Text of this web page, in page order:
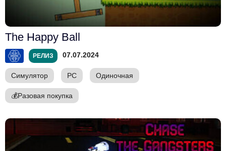
The Happy Ball
РЕЛИЗ 07.07.2024
Симулятор PC Одиночная
💰Разовая покупка